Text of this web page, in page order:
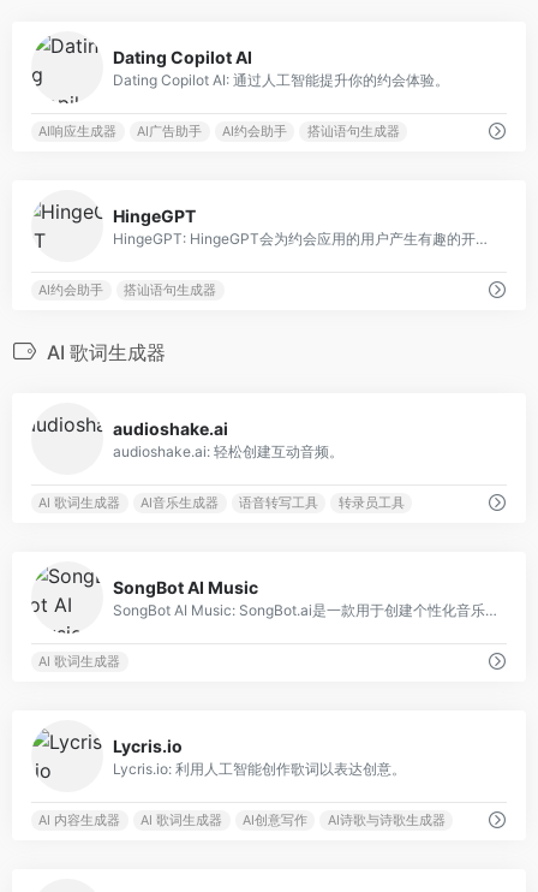
Dating Copilot AI
Dating Copilot AI: 通过人工智能提升你的约会体验。
AI响应生成器 AI广告助手 AI约会助手 搭讪语句生成器
HingeGPT
HingeGPT: HingeGPT会为约会应用的用户产生有趣的开场白。
AI约会助手 搭讪语句生成器
AI 歌词生成器
audioshake.ai
audioshake.ai: 轻松创建互动音频。
AI 歌词生成器 AI音乐生成器 语音转写工具 转录员工具
SongBot AI Music
SongBot AI Music: SongBot.ai是一款用于创建个性化音乐视频和原创音乐曲目的人工智能音乐应用。
AI 歌词生成器
Lycris.io
Lycris.io: 利用人工智能创作歌词以表达创意。
AI 内容生成器 AI 歌词生成器 AI创意写作 AI诗歌与诗歌生成器